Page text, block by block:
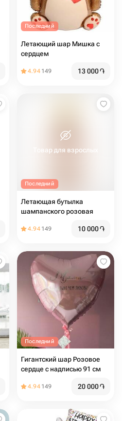
Последний
Летающий шар Мишка с
сердцем
4.94 149 13 000֏
Последний
Товар для взрослых
Летающая бутылка
шампанского розовая
4.94 149 10 000֏
Последний
Гигантский шар Розовое
сердце с надписью 91 см
4.94 149 20 000֏